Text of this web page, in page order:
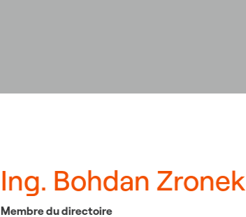
Ing. Bohdan Zronek
Membre du directoire